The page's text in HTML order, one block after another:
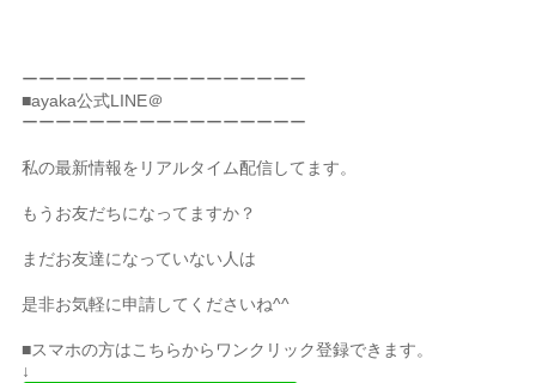
ーーーーーーーーーーーーーーーーー
■ayaka公式LINE＠
ーーーーーーーーーーーーーーーーー
私の最新情報をリアルタイム配信してます。
もうお友だちになってますか？
まだお友達になっていない人は
是非お気軽に申請してくださいね^^
■スマホの方はこちらからワンクリック登録できます。
↓